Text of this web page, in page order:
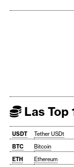
Las Top
USDT Tether USDt
BTC
Bitcoin
ETH
Ethereum